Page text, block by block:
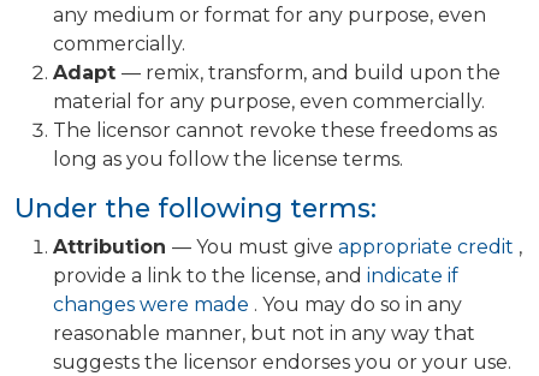
any medium or format for any purpose, even
commercially.
Adapt — remix, transform, and build upon the
material for any purpose, even commercially.
The licensor cannot revoke these freedoms as
long as you follow the license terms.
Under the following terms:
Attribution — You must give appropriate credit ,
provide a link to the license, and indicate if
changes were made . You may do so in any
reasonable manner, but not in any way that
suggests the licensor endorses you or your use.